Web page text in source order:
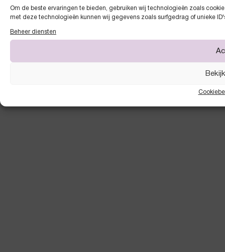
Om de beste ervaringen te bieden, gebruiken wij technologieën zoals
met deze technologieën kunnen wij gegevens zoals surfgedrag of unieke
Beheer diensten